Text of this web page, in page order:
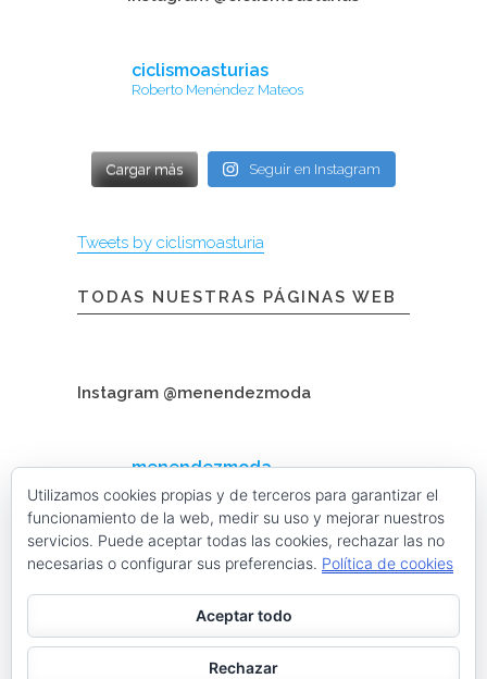
ciclismoasturias
Roberto Menéndez Mateos
Cargar más Seguir en Instagram
Tweets by ciclismoasturia
TODAS NUESTRAS PÁGINAS WEB
Instagram @menendezmoda
menendezmoda
Menéndez Moda hombre
Cargar más Seguir en Instagram
Contacta con nosotros
Utilizamos cookies propias y de terceros para garantizar el
funcionamiento de la web, medir su uso y mejorar nuestros
servicios. Puede aceptar todas las cookies, rechazar las no
necesarias o configurar sus preferencias. Política de cookies
Aceptar todo
Rechazar